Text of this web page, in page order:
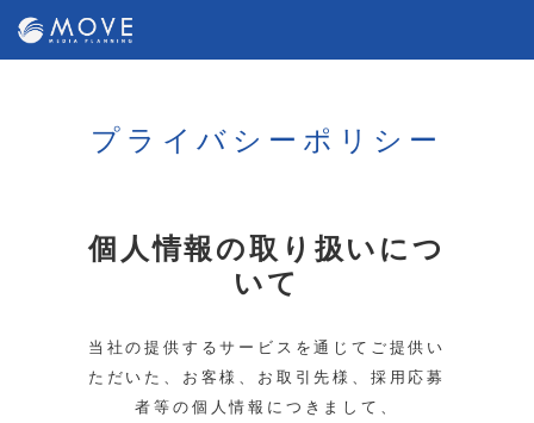
プライバシーポリシー
個人情報の取り扱いにつ
いて
当社の提供するサービスを通じてご提供い
ただいた、お客様、お取引先様、採用応募
者等の個人情報につきまして、